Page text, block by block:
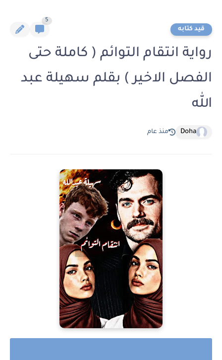
قيد كتابه
5
رواية انتقام التوائم ( كاملة حتى
الفصل الاخير ) بقلم سهيلة عبد
الله
Doha منذ عام